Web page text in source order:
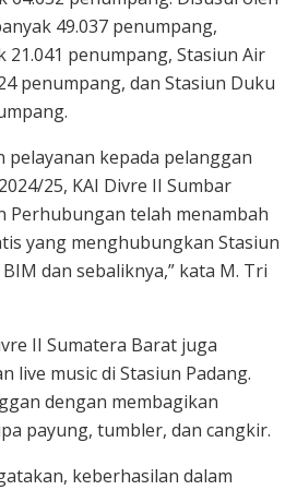
49.037 penumpang,
21.041 penumpang, Stasiun Air
penumpang, dan Stasiun Duku
pelayanan kepada pelanggan
25, KAI Divre II Sumbar
Perhubungan telah menambah
yang menghubungkan Stasiun
dan sebaliknya,” kata M. Tri
II Sumatera Barat juga
live music di Stasiun Padang.
dengan membagikan
payung, tumbler, dan cangkir.
keberhasilan dalam